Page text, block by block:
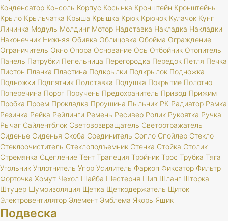
Конденсатор Консоль Корпус Косынка Кронштейн Кронштейны
Крыло Крыльчатка Крыша Крышка Крюк Крючок Кулачок Кунг
Личинка Модуль Молдинг Мотор Надставка Накладка Накладки
Наконечник Нижняя Обивка Облицовка Обойма Ограждение
Ограничитель Окно Опора Основание Ось Отбойник Отопитель
Панель Патрубки Пепельница Перегородка Передок Петля Печка
Пистон Планка Пластина Подкрылки Подкрылок Подножка
Подножки Подпятник Подставка Подушка Покрытие Полотно
Поперечина Порог Поручень Предохранитель Привод Прижим
Пробка Проем Прокладка Проушина Пыльник РК Радиатор Рамка
Резинка Рейка Рейлинги Ремень Ресивер Ролик Рукоятка Ручка
Рычаг Сайлентблок Световозвращатель Светоотражатель
Сиденье Сиденья Скоба Соединитель Сопло Спойлер Стекло
Стеклоочиститель Стеклоподъемник Стенка Стойка Столик
Стремянка Сцепление Тент Трапеция Тройник Трос Трубка Тяга
Угольник Уплотнитель Упор Усилитель Фаркоп Фиксатор Фильтр
Форточка Хомут Чехол Шайба Шестерня Шип Шланг Шторка
Штуцер Шумоизоляция Щетка Щеткодержатель Щиток
Электровентилятор Элемент Эмблема Якорь Ящик
Подвеска